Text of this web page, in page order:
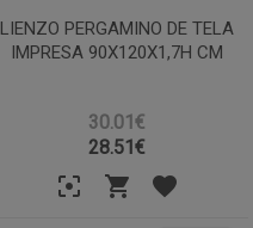
LIENZO PERGAMINO DE TELA
IMPRESA 90X120X1,7H CM
30.01€
28.51€